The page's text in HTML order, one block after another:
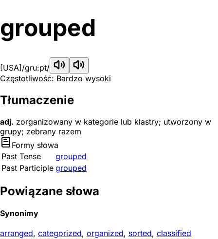
grouped
[USA] /gru:pt/
Częstotliwość: Bardzo wysoki
Tłumaczenie
adj. zorganizowany w kategorie lub klastry; utworzony w
grupy; zebrany razem
Formy słowa
Past Tense
grouped
Past Participle grouped
Powiązane słowa
Synonimy
arranged, categorized, organized, sorted, classified